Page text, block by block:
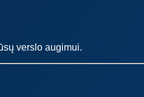
verslo augimui.